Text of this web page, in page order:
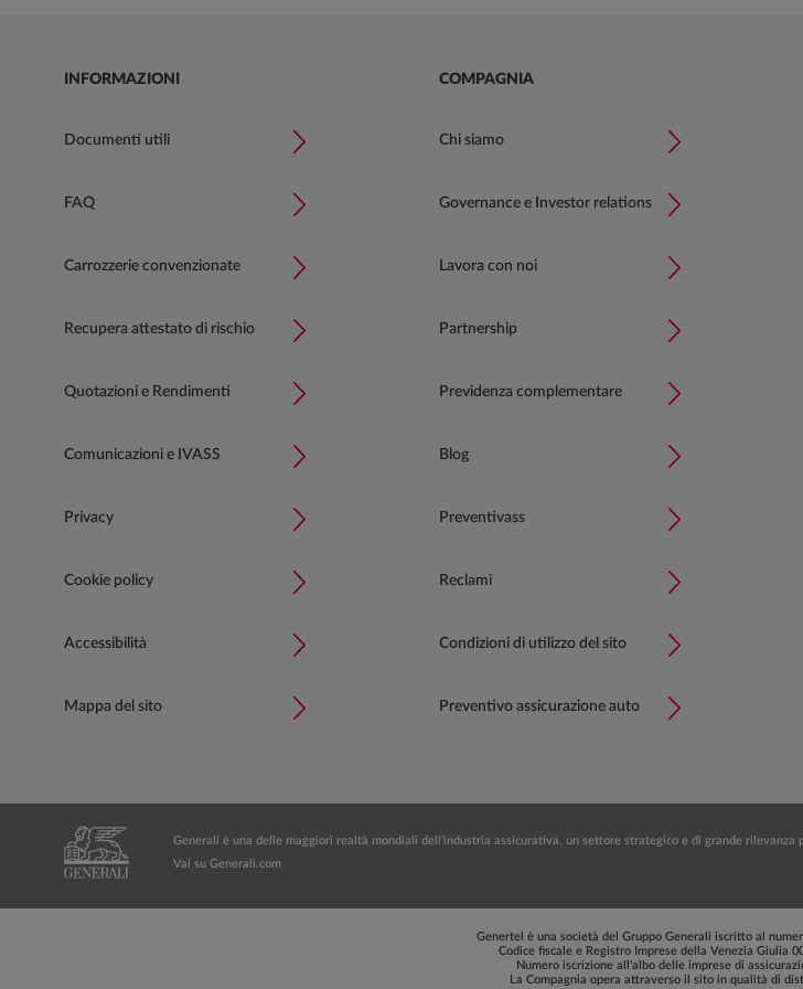
INFORMAZIONI
Documenti utili
FAQ
Carrozzerie convenzionate
Recupera attestato di rischio
Quotazioni e Rendimenti
Comunicazioni e IVASS
Privacy
Cookie policy
Accessibilità
Mappa del sito
COMPAGNIA
Chi siamo
Governance e Investor relations
Lavora con noi
Partnership
Previdenza complementare
Blog
Preventivass
Reclami
Condizioni di utilizzo del sito
Preventivo assicurazione auto
Generali è una delle maggiori realtà mondiali dell’industria assicurativa, un settore strategico e di grande
Vai su Generali.com
Genertel è una società del Gruppo Generali iscritto al
Codice fiscale e Registro Imprese della Venezia Giulia
Numero iscrizione all'albo delle imprese di
La Compagnia opera attraverso il sito in qualità di